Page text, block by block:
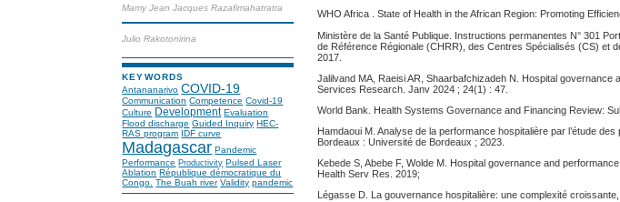
Mamy Jean Jacques Razafimahatratra
Julio Rakotonirina
KEYWORDS
Antananarivo COVID-19
Communication Competence Covid-19
Culture Development Evaluation
Flood discharge Guided Inquiry HEC-
RAS program
IDF curve
Madagascar Pandemic
Performance Productivity Pulsed Laser
Ablation République démocratique du
Congo. The Buah river Validity pandemic
WHO Africa . State of Health in the African Region: Promoting
Ministère de la Santé Publique. Instructions permanentes N° 301
de Référence Régionale (CHRR), des Centres Spécialisés (CS) et
2017.
Jalilvand MA, Raeisi AR, Shaarbafchizadeh N. Hospital
Services Research. Janv 2024 ; 24(1) : 47.
World Bank. Health Systems Governance and Financing Review:
Hamdaoui M. Analyse de la performance hospitalière par l’étude
Bordeaux : Université de Bordeaux ; 2023.
Kebede S, Abebe F, Wolde M. Hospital governance and
Health Serv Res. 2019;
Légasse D. La gouvernance hospitalière: une complexité